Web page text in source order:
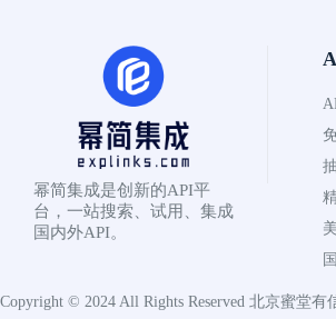
幂简集成是创新的API平
台，一站搜索、试用、集成
国内外API。
Copyright © 2024 All Rights Reserved 北京蜜堂有